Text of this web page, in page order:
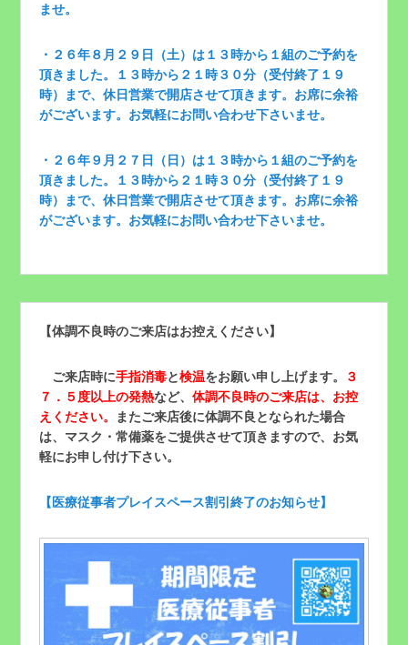
ませ。
・２６年８月２９日（土）は１３時から１組のご予約を
頂きました。１３時から２１時３０分（受付終了１９
時）まで、休日営業で開店させて頂きます。お席に余裕
がございます。お気軽にお問い合わせ下さいませ。
・２６年９月２７日（日）は１３時から１組のご予約を
頂きました。１３時から２１時３０分（受付終了１９
時）まで、休日営業で開店させて頂きます。お席に余裕
がございます。お気軽にお問い合わせ下さいませ。
【体調不良時のご来店はお控えください】
ご来店時に手指消毒と検温をお願い申し上げます。
３
７．５度以上の発熱など、体調不良時のご来店は、お控
えください。
またご来店後に体調不良となられた場合
は、マスク・常備薬をご提供させて頂きますので、お気
軽にお申し付け下さい。
【医療従事者プレイスペース割引終了のお知らせ】